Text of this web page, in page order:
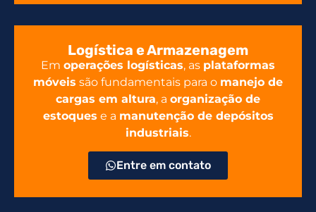
Logística e Armazenagem
Em operações logísticas, as plataformas
móveis são fundamentais para o manejo de
cargas em altura, a organização de
estoques e a manutenção de depósitos
industriais.
Entre em contato